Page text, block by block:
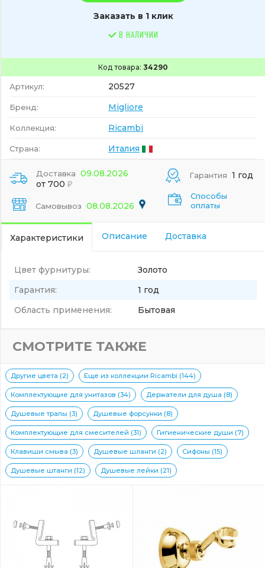
Код товара: 34290
Артикул: 20527
Бренд: Migliore
Коллекция: Ricambi
Страна: Италия
Заказать в 1 клик
В НАЛИЧИИ
Доставка 09.08.2026
от 700
Самовывоз 08.08.2026
Гарантия 1 год
Способы
оплаты
Характеристики Описание Доставка
Цвет фурнитуры:
Золото
Гарантия:
1 год
Область применения:
Бытовая
СМОТРИТЕ ТАКЖЕ
Другие цвета (2) Еще из коллекции Ricambi (144)
Комплектующие для унитазов (34) Держатели для душа (8)
Душевые трапы (3) Душевые форсунки (8)
Комплектующие для смесителей (31) Гигиенические души (7)
Клавиши смыва (3) Душевые шланги (2) Сифоны (15)
Душевые штанги (12) Душевые лейки (21)